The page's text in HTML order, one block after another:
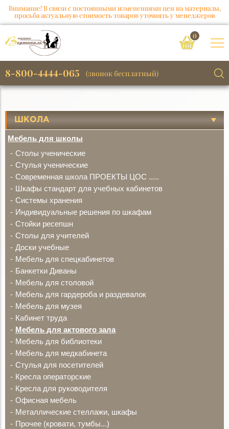
Внимание! В связи с постоянными изменениями цен на материалы,
просьба актуальную стоимость товаров уточнять у менеджеров
0
8-800-4444-065 (звонок бесплатный)
ШКОЛА
Мебель для школы
Столы ученические
Стулья ученические
Современная школа ПРОЕКТЫ ЦОС .....
Шкафы стандарт для учебных кабинетов
Системы хранения
Индивидуальные решения по шкафам
Стойки ресепшн
Столы для учителей
Доски учебные
Мебель для спецкабинетов
Банкетки Диваны
Мебель для столовой
Мебель для гардероба и раздевалок
Мебель для музея
Кабинет труда
Мебель для актового зала
Мебель для библиотеки
Мебель для медкабинета
Стулья для посетителей
Кресла операторские
Кресла для руководителя
Офисная мебель
Металлические стеллажи, шкафы
Прочее (кровати, тумбы...)